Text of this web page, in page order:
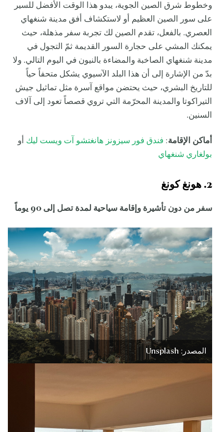
وخطوط شرق الصين الجوية، يبدو هذا الوقت الأفضل للسير
على سور الصين العظيم أو لاستكشاف أفق مدينة شنغهاي
العصري. بالفعل، تقدم الصين لك تجربة سفر مذهلة، حيث
يمكنك المشي على حجارة السور القديمة ثمّ التجول في
مدينة شنغهاي الصاخبة والمضاءة بالنيون في اليوم التالي. ولا
بدّ من الإشارة إلى أن هذا البلد الآسيوي يشكل متحفاً حياً
للتاريخ البشري، حيث يحتضن مواقع آسرة مثل تماثيل جيش
التيراكوتا والمدينة المحرّمة التي تروي قصصاً تعود إلى آلاف
السنين.
أماكن الإقامة: فندق فور سيزونز هانغتشو آت ويست ليك أو
بولغاري شنغهاي
2. هونغ كونغ
سفر من دون تأشيرة وإقامة سياحية لمدة تصل إلى 90 يوماً
المصدر: Unsplash